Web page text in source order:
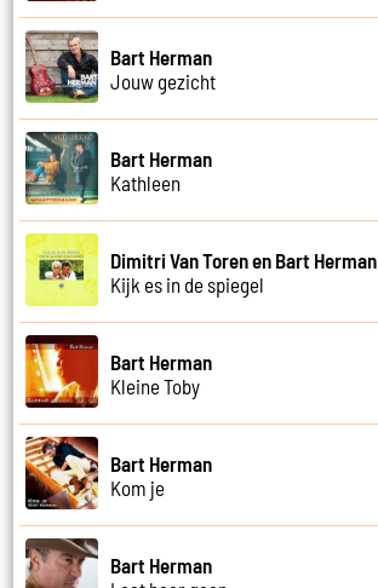
Bart Herman
Jouw gezicht
Bart Herman
Kathleen
Dimitri Van Toren en Bart Herman
Kijk es in de spiegel
Bart Herman
Kleine Toby
Bart Herman
Kom je
Bart Herman